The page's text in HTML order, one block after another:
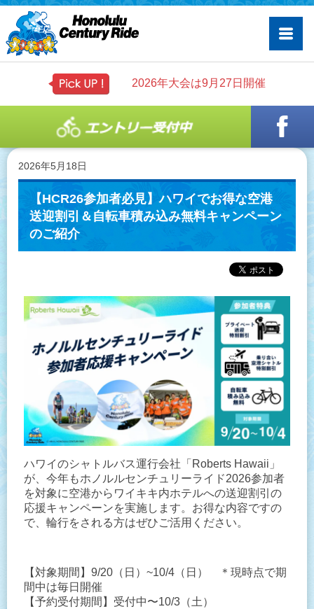
2026年大会は9月27日開催
2026年5月18日
【HCR26参加者必見】ハワイでお得な空港
送迎割引＆自転車積み込み無料キャンペーン
のご紹介
ハワイのシャトルバス運行会社「Roberts Hawaii」
が、今年もホノルルセンチュリーライド2026参加者
を対象に空港からワイキキ内ホテルへの送迎割引の
応援キャンペーンを実施します。お得な内容ですの
で、輪行をされる方はぜひご活用ください。
【対象期間】9/20（日）~10/4（日） ＊現時点で期
間中は毎日開催
【予約受付期間】受付中〜10/3（土）